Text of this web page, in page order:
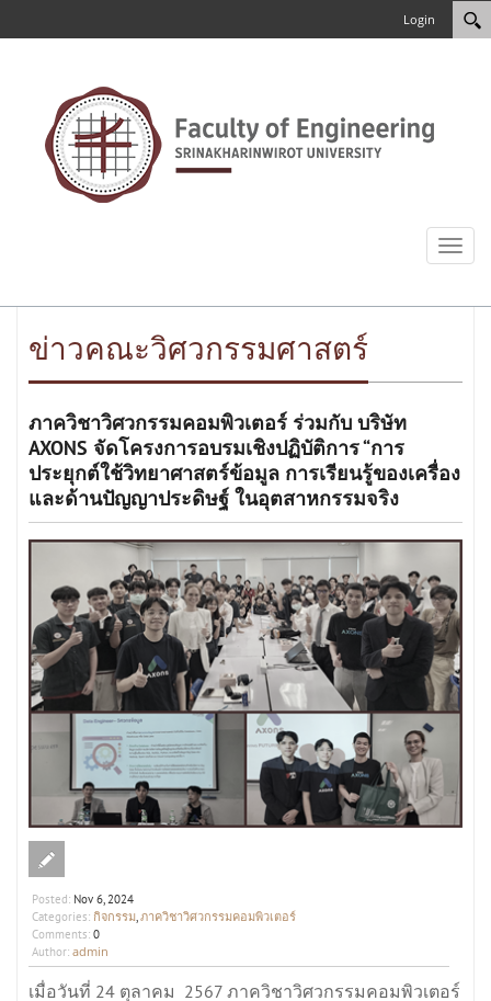
Login
Toggle
ข่าวคณะวิศวกรรมศาสตร์
ภาควิชาวิศวกรรมคอมพิวเตอร์ ร่วมกับ บริษัท
AXONS จัดโครงการอบรมเชิงปฏิบัติการ “การ
ประยุกต์ใช้วิทยาศาสตร์ข้อมูล การเรียนรู้ของเครื่อง
และด้านปัญญาประดิษฐ์ ในอุตสาหกรรมจริง
Posted: Nov 6, 2024
Categories: กิจกรรม,ภาควิชาวิศวกรรมคอมพิวเตอร์
Comments: 0
Author: admin
เมื่อวันที่ 24 ตุลาคม 2567 ภาควิชาวิศวกรรมคอมพิวเตอร์